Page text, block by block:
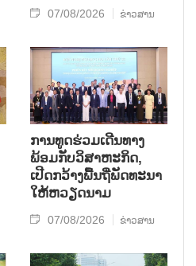
07/08/2026 ຂ່າວສານ
ການ​ທູດ​ຮ່ວມ​ເດີນ​ທາງ​
ພ້ອມກັບ​ວິ​ສາ​ຫະ​ກ​ິດ,
ເປີດກວ້າງ​ພື້ນ​ຖີ່​ພັດ​ທະ​ນາ​
ໃຫ້​ຫວຽດ​ນາມ
07/08/2026 ຂ່າວສານ